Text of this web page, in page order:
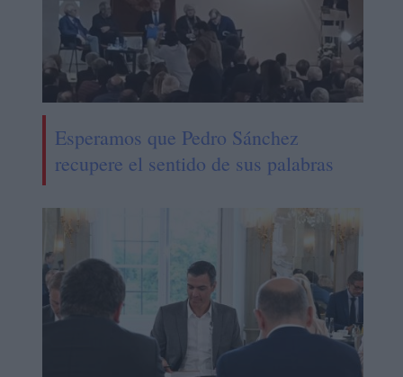
Esperamos que Pedro Sánchez
recupere el sentido de sus palabras